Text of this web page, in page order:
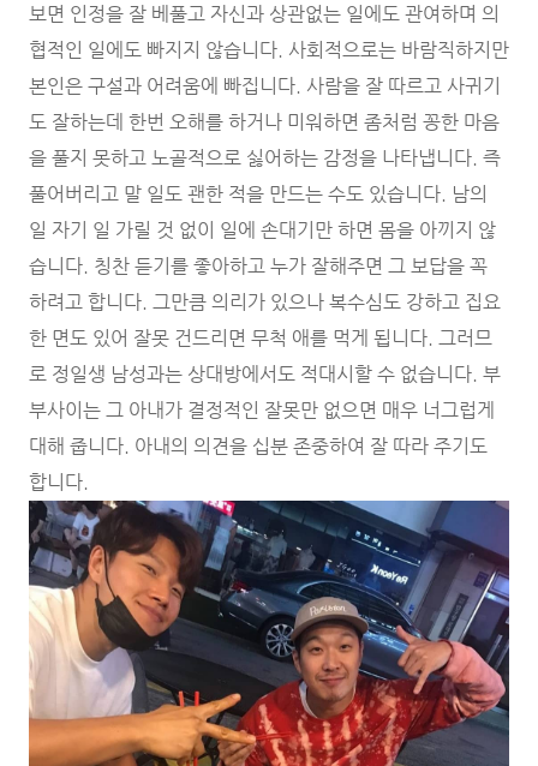
보면 인정을 잘 베풀고 자신과 상관없는 일에도 관여하며 의
협적인 일에도 빠지지 않습니다. 사회적으로는 바람직하지만
본인은 구설과 어려움에 빠집니다. 사람을 잘 따르고 사귀기
도 잘하는데 한번 오해를 하거나 미워하면 좀처럼 꽁한 마음
을 풀지 못하고 노골적으로 싫어하는 감정을 나타냅니다. 즉
풀어버리고 말 일도 괜한 적을 만드는 수도 있습니다. 남의
일 자기 일 가릴 것 없이 일에 손대기만 하면 몸을 아끼지 않
습니다. 칭찬 듣기를 좋아하고 누가 잘해주면 그 보답을 꼭
하려고 합니다. 그만큼 의리가 있으나 복수심도 강하고 집요
한 면도 있어 잘못 건드리면 무척 애를 먹게 됩니다. 그러므
로 정일생 남성과는 상대방에서도 적대시할 수 없습니다. 부
부사이는 그 아내가 결정적인 잘못만 없으면 매우 너그럽게
대해 줍니다. 아내의 의견을 십분 존중하여 잘 따라 주기도
합니다.